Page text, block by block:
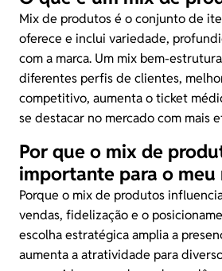
Mix de produtos é o conjunto de
oferece e inclui variedade,
com a marca. Um mix bem-
diferentes perfis de clientes,
competitivo, aumenta o ticket
se destacar no mercado com mais
Por que o mix de
importante para o meu
Porque o mix de produtos
vendas, fidelização e o
escolha estratégica amplia a
aumenta a atratividade para